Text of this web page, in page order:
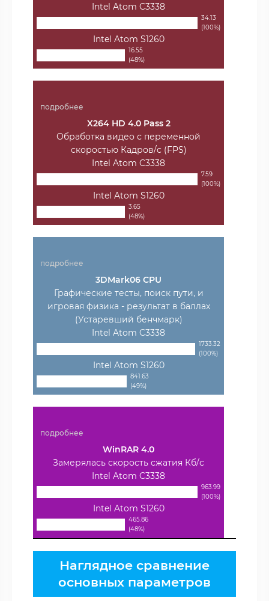
Intel Atom C3338
34.13
(100%)
Intel Atom S1260
16.55
(48%)
подробнее
X264 HD 4.0 Pass 2
Обработка видео с переменной
скоростью Кадров/с (FPS)
Intel Atom C3338
7.59
(100%)
Intel Atom S1260
3.65
(48%)
подробнее
3DMark06 CPU
Графические тесты, поиск пути, и
игровая физика - результат в баллах
(Устаревший бенчмарк)
Intel Atom C3338
1733.32
(100%)
Intel Atom S1260
841.63
(49%)
подробнее
WinRAR 4.0
Замерялась скорость сжатия Кб/с
Intel Atom C3338
963.99
(100%)
Intel Atom S1260
465.86
(48%)
Наглядное сравнение
основных параметров